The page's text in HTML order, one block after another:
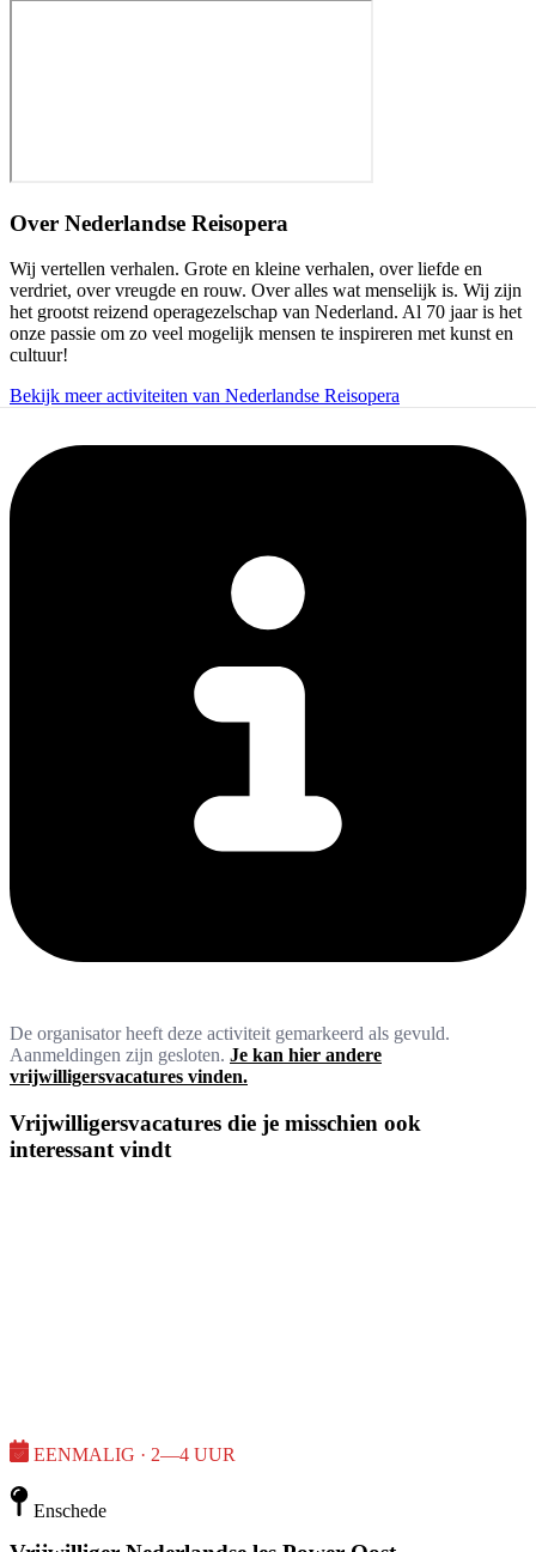
Over Nederlandse Reisopera
Wij vertellen verhalen. Grote en kleine verhalen, over liefde en
verdriet, over vreugde en rouw. Over alles wat menselijk is. Wij zijn
het grootst reizend operagezelschap van Nederland. Al 70 jaar is het
onze passie om zo veel mogelijk mensen te inspireren met kunst en
cultuur!
Bekijk meer activiteiten van Nederlandse Reisopera
De organisator heeft deze activiteit gemarkeerd als gevuld.
Aanmeldingen zijn gesloten. Je kan hier andere
vrijwilligersvacatures vinden.
Vrijwilligersvacatures die je misschien ook
interessant vindt
EENMALIG · 2—4 UUR
Enschede